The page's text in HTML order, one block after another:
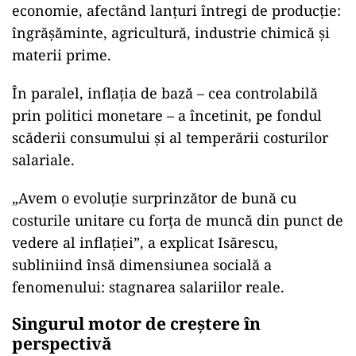
economie, afectând lanțuri întregi de producție:
îngrășăminte, agricultură, industrie chimică și
materii prime.
În paralel, inflația de bază – cea controlabilă
prin politici monetare – a încetinit, pe fondul
scăderii consumului și al temperării costurilor
salariale.
„Avem o evoluție surprinzător de bună cu
costurile unitare cu forța de muncă din punct de
vedere al inflației”, a explicat Isărescu,
subliniind însă dimensiunea socială a
fenomenului: stagnarea salariilor reale.
Singurul motor de creștere în
perspectivă